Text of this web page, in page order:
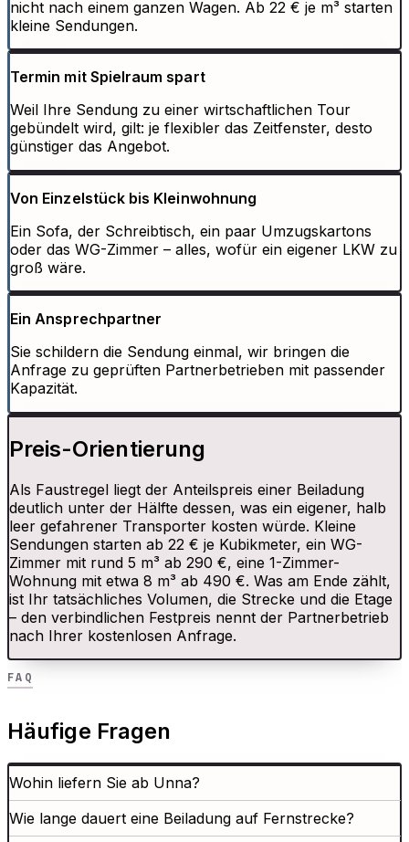
nicht nach einem ganzen Wagen. Ab 22 € je m³ starten
kleine Sendungen.
Termin mit Spielraum spart
Weil Ihre Sendung zu einer wirtschaftlichen Tour
gebündelt wird, gilt: je flexibler das Zeitfenster, desto
günstiger das Angebot.
Von Einzelstück bis Kleinwohnung
Ein Sofa, der Schreibtisch, ein paar Umzugskartons
oder das WG-Zimmer – alles, wofür ein eigener LKW zu
groß wäre.
Ein Ansprechpartner
Sie schildern die Sendung einmal, wir bringen die
Anfrage zu geprüften Partnerbetrieben mit passender
Kapazität.
Preis-Orientierung
Als Faustregel liegt der Anteilspreis einer Beiladung
deutlich unter der Hälfte dessen, was ein eigener, halb
leer gefahrener Transporter kosten würde. Kleine
Sendungen starten ab 22 € je Kubikmeter, ein WG-
Zimmer mit rund 5 m³ ab 290 €, eine 1-Zimmer-
Wohnung mit etwa 8 m³ ab 490 €. Was am Ende zählt,
ist Ihr tatsächliches Volumen, die Strecke und die Etage
– den verbindlichen Festpreis nennt der Partnerbetrieb
nach Ihrer kostenlosen Anfrage.
FAQ
Häufige Fragen
Wohin liefern Sie ab Unna?
Wie lange dauert eine Beiladung auf Fernstrecke?